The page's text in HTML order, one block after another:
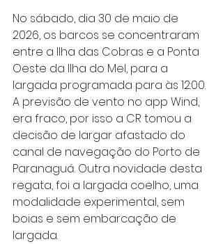
No sábado, dia 30 de maio de
2026, os barcos se concentraram
entre a Ilha das Cobras e a Ponta
Oeste da Ilha do Mel, para a
largada programada para às 12:00.
A previsão de vento no app Wind,
era fraco, por isso a CR tomou a
decisão de largar afastado do
canal de navegação do Porto de
Paranaguá. Outra novidade desta
regata, foi a largada coelho, uma
modalidade experimental, sem
boias e sem embarcação de
largada.